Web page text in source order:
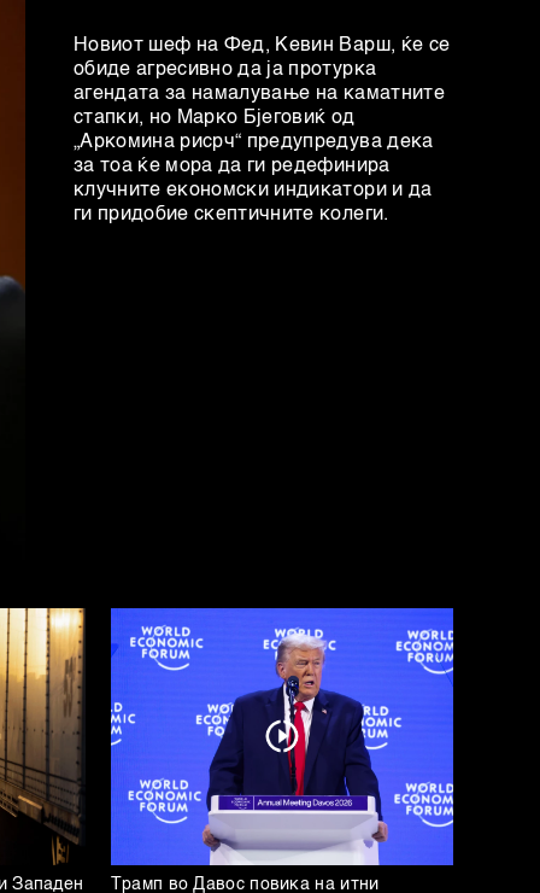
Новиот шеф на Фeд, Кевин Варш, ќе се
обиде агресивно да ја протурка
агендата за намалување на каматните
стапки, но Марко Бјеговиќ од
„Аркомина рисрч“ предупредува дека
за тоа ќе мора да ги редефинира
клучните економски индикатори и да
ги придобие скептичните колеги.
Западен Трамп во Давос повика на итни